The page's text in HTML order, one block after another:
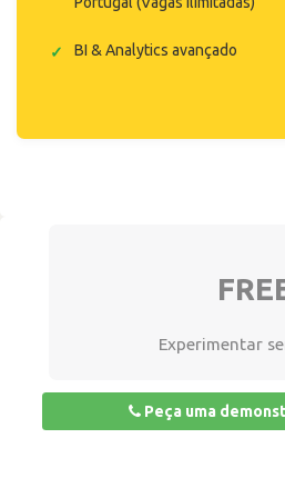
BI & Analytics avançado
Experimentar
Peça uma